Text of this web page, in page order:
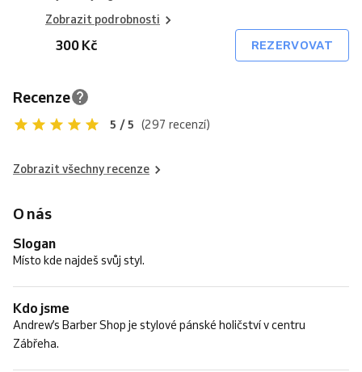
Zobrazit podrobnosti
300 Kč REZERVOVAT
Recenze
5 / 5 (297 recenzí)
Zobrazit všechny recenze
O nás
Slogan
Místo kde najdeš svůj styl.
Kdo jsme
Andrew’s Barber Shop je stylové pánské holičství v centru
Zábřeha.